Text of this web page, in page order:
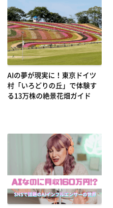
AIの夢が現実に！東京ドイツ
村「いろどりの丘」で体験す
る13万株の絶景花畑ガイド